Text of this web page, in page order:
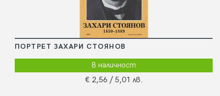
ПОРТРЕТ ЗАХАРИ СТОЯНОВ
В наличност
€ 2,56 / 5,01 лв.